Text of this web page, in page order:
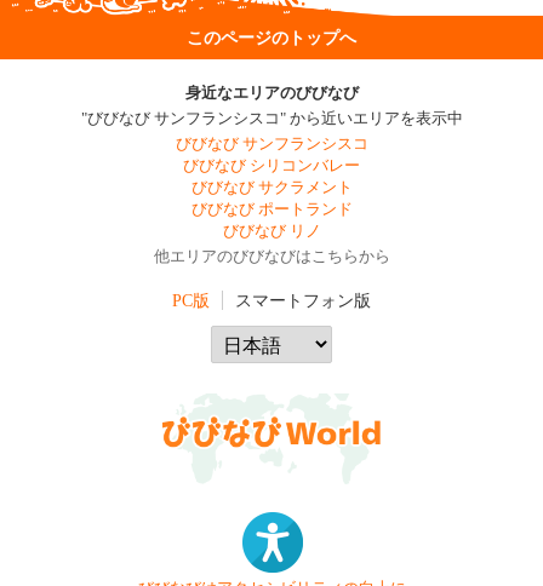
このページのトップへ
身近なエリアのびびなび
"びびなび サンフランシスコ" から近いエリアを表示中
びびなび サンフランシスコ
びびなび シリコンバレー
びびなび サクラメント
びびなび ポートランド
びびなび リノ
他エリアのびびなびはこちらから
PC版 スマートフォン版